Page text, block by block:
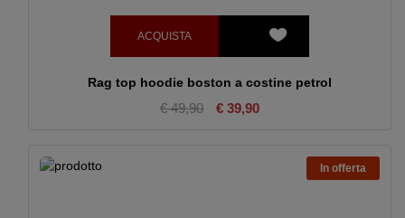
ACQUISTA
Rag top hoodie boston a costine petrol
€ 49,90 € 39,90
In offerta